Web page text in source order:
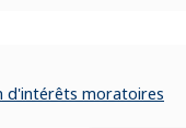
d'intérêts moratoires